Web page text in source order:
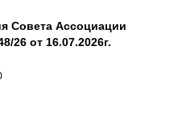
Совета Ассоциации
26 от 16.07.2026г.